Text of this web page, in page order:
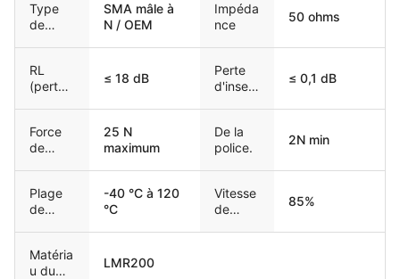
Type
de
SMA mâle à
N / OEM
Impéda
nce
50 ohms
RL
(perte
ent)
≤ 18 dB
Perte
d'insert
≤ 0,1 dB
Force
de
25 N
maximum
De la
police.
2N min
Plage
de
-40 °C à 120
°C
Vitesse
de
85%
Matéria
u du
LMR200